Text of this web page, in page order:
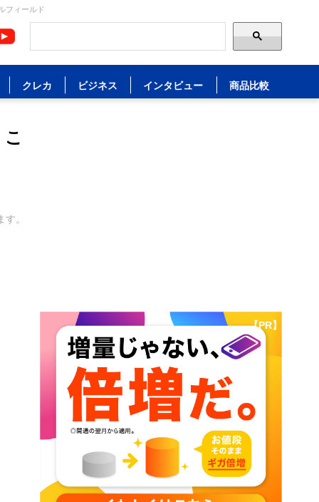
フィールド
クレカ ビジネス インタビュー 商品比較
す。
【PR】